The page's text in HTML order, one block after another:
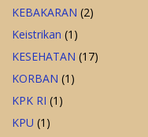
KEBAKARAN (2)
Keistrikan (1)
KESEHATAN (17)
KORBAN (1)
KPK RI (1)
KPU (1)